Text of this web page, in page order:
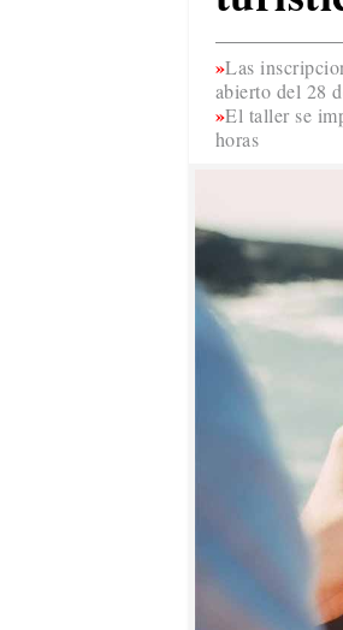
Las
abierto del 28
El taller se
horas